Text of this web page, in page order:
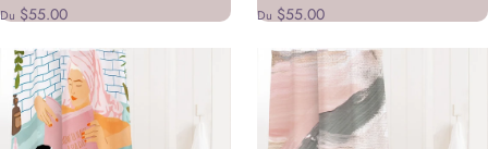
Du $55.00 Du $55.00